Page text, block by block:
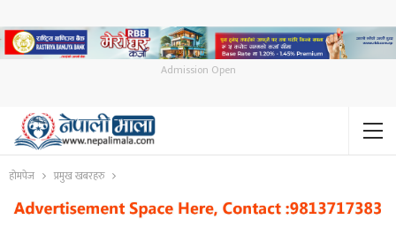
Admission Open
होमपेज प्रमुख खबरहरु